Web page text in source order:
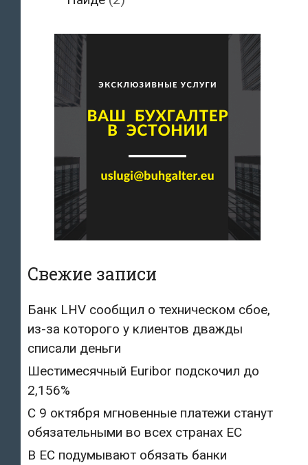
Свежие записи
Банк LHV сообщил о техническом сбое,
из-за которого у клиентов дважды
списали деньги
Шестимесячный Euribor подскочил до
2,156%
С 9 октября мгновенные платежи станут
обязательными во всех странах ЕС
В ЕС подумывают обязать банки